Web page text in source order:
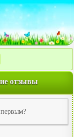
отзывы